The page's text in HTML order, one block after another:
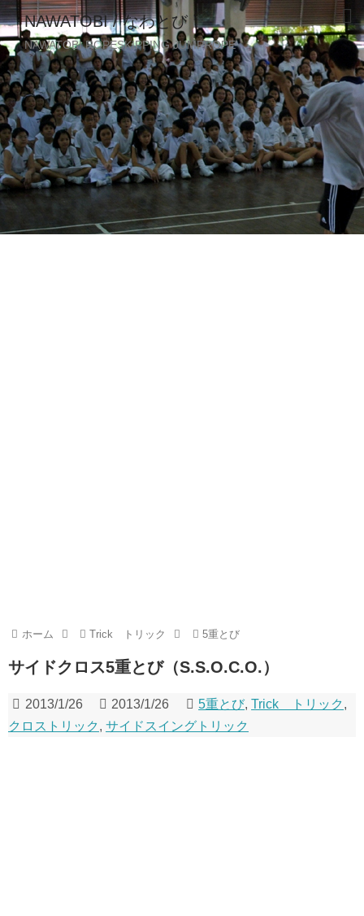
NAWATOBI / なわとび
NAWATOBI ROPESKIPPING JUMPROPE
ホーム Trick トリック 5重とび
サイドクロス5重とび（S.S.O.C.O.）
2013/1/26 2013/1/26 5重とび,Trick トリック ,
クロストリック , サイドスイングトリック